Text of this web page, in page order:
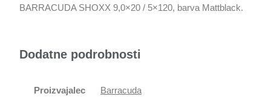
BARRACUDA SHOXX 9,0×20 / 5×120, barva Mattblack.
Dodatne podrobnosti
Proizvajalec Barracuda